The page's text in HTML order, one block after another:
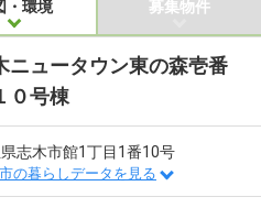
・環境 募集物件
ニュータウン東の森壱番
０号棟
志木市館1丁目1番10号
の暮らしデータを見る